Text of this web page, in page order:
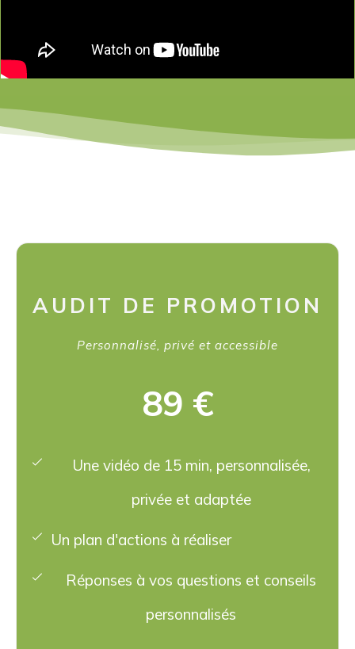
AUDIT DE PROMOTION
Personnalisé, privé et accessible
89 €
Une vidéo de 15 min, personnalisée,
privée et adaptée
Un plan d'actions à réaliser
Réponses à vos questions et conseils
personnalisés